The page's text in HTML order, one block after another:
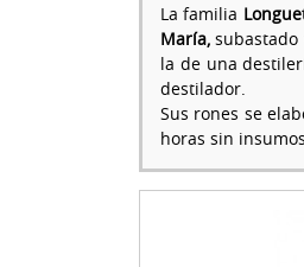
La familia
María,
la de una
destilador.
Sus rones se
horas sin